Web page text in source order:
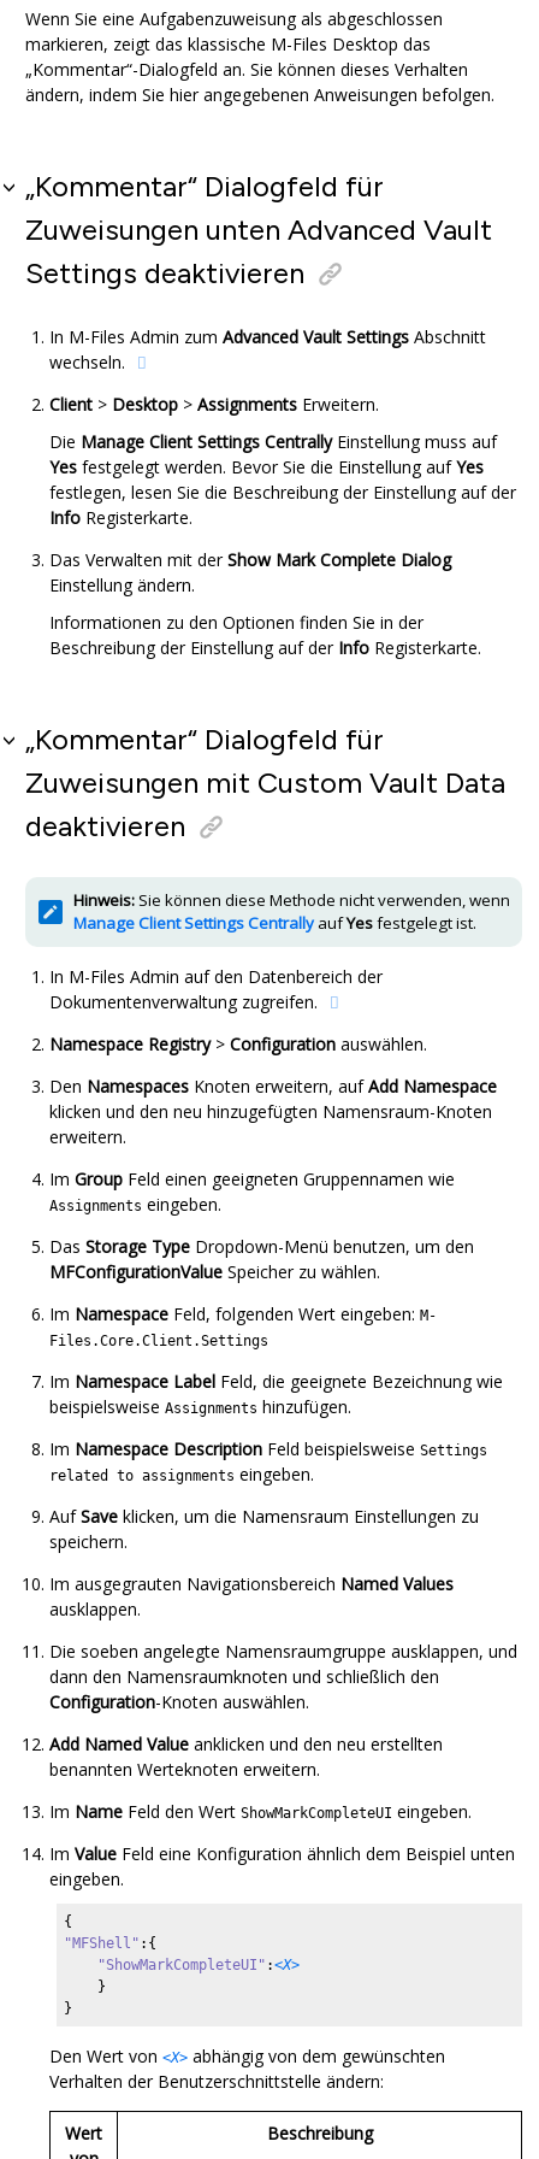
Wenn Sie eine Aufgabenzuweisung als abgeschlossen
markieren, zeigt das klassische M-Files Desktop das
„Kommentar“-Dialogfeld an. Sie können dieses Verhalten
ändern, indem Sie hier angegebenen Anweisungen befolgen.
„Kommentar“ Dialogfeld für
Zuweisungen unten Advanced Vault
Settings deaktivieren
In M-Files Admin zum Advanced Vault Settings Abschnitt
wechseln.
Client > Desktop > Assignments Erweitern.
Die Manage Client Settings CentrallyEinstellung muss auf
Yes festgelegt werden. Bevor Sie die Einstellung aufYes
festlegen, lesen Sie die Beschreibung der Einstellung auf der
Info Registerkarte.
Das Verwalten mit derShow Mark Complete Dialog
Einstellung ändern.
Informationen zu den Optionen finden Sie in der
Beschreibung der Einstellung auf der Info Registerkarte.
„Kommentar“ Dialogfeld für
Zuweisungen mit Custom Vault Data
deaktivieren
Hinweis:Sie können diese Methode nicht verwenden, wenn
Manage Client Settings CentrallyaufYesfestgelegt ist.
In M-Files Admin auf den Datenbereich der
Dokumentenverwaltung zugreifen.
Namespace Registry> Configuration auswählen.
Den Namespaces Knoten erweitern, aufAdd Namespace
klicken und den neu hinzugefügten Namensraum-Knoten
erweitern.
Im Group Feld einen geeigneten Gruppennamen wie
Assignments eingeben.
Das Storage Type Dropdown-Menü benutzen, um den
MFConfigurationValue Speicher zu wählen.
Im Namespace Feld, folgenden Wert eingeben: M-
Files.Core.Client.Settings
Im Namespace Label Feld, die geeignete Bezeichnung wie
beispielsweise Assignments hinzufügen.
Im Namespace Description Feld beispielsweise Settings
related to assignments eingeben.
AufSave klicken, um die Namensraum Einstellungen zu
speichern.
Im ausgegrauten Navigationsbereich Named Values
ausklappen.
Die soeben angelegte Namensraumgruppe ausklappen, und
dann den Namensraumknoten und schließlich den
Configuration-Knoten auswählen.
Add Named Value anklicken und den neu erstellten
benannten Werteknoten erweitern.
Im Name Feld den Wert ShowMarkCompleteUI eingeben.
Im Value Feld eine Konfiguration ähnlich dem Beispiel unten
eingeben.
"MFShell" :{
"ShowMarkCompleteUI" :<X>
    }
}
Den Wert von <X> abhängig von dem gewünschten
Verhalten der Benutzerschnittstelle ändern:
Wert
Beschreibung